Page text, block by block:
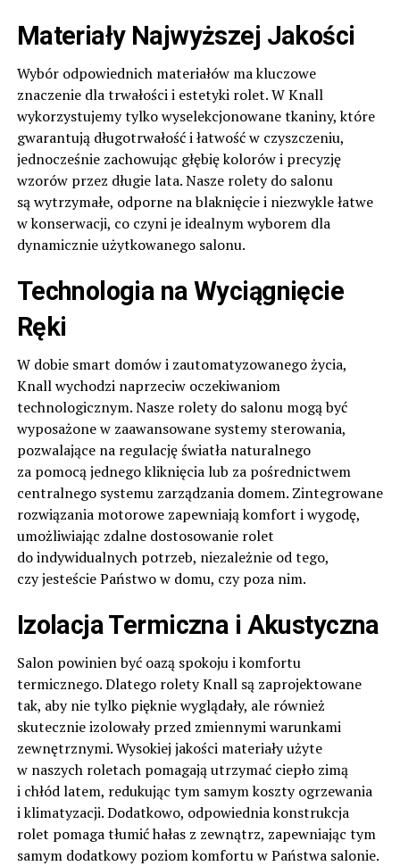
Materiały Najwyższej Jakości
Wybór odpowiednich materiałów ma kluczowe
znaczenie dla trwałości i estetyki rolet. W Knall
wykorzystujemy tylko wyselekcjonowane tkaniny, które
gwarantują długotrwałość i łatwość w czyszczeniu,
jednocześnie zachowując głębię kolorów i precyzję
wzorów przez długie lata. Nasze rolety do salonu
są wytrzymałe, odporne na blaknięcie i niezwykle łatwe
w konserwacji, co czyni je idealnym wyborem dla
dynamicznie użytkowanego salonu.
Technologia na Wyciągnięcie
Ręki
W dobie smart domów i zautomatyzowanego życia,
Knall wychodzi naprzeciw oczekiwaniom
technologicznym. Nasze rolety do salonu mogą być
wyposażone w zaawansowane systemy sterowania,
pozwalające na regulację światła naturalnego
za pomocą jednego kliknięcia lub za pośrednictwem
centralnego systemu zarządzania domem. Zintegrowane
rozwiązania motorowe zapewniają komfort i wygodę,
umożliwiając zdalne dostosowanie rolet
do indywidualnych potrzeb, niezależnie od tego,
czy jesteście Państwo w domu, czy poza nim.
Izolacja Termiczna i Akustyczna
Salon powinien być oazą spokoju i komfortu
termicznego. Dlatego rolety Knall są zaprojektowane
tak, aby nie tylko pięknie wyglądały, ale również
skutecznie izolowały przed zmiennymi warunkami
zewnętrznymi. Wysokiej jakości materiały użyte
w naszych roletach pomagają utrzymać ciepło zimą
i chłód latem, redukując tym samym koszty ogrzewania
i klimatyzacji. Dodatkowo, odpowiednia konstrukcja
rolet pomaga tłumić hałas z zewnątrz, zapewniając tym
samym dodatkowy poziom komfortu w Państwa salonie.